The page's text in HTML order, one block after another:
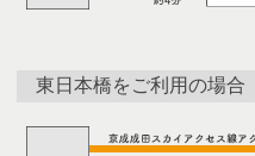
東日本橋をご利用の場合